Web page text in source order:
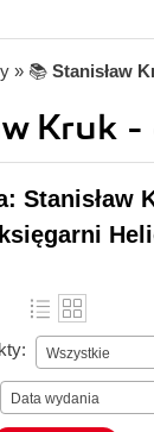
» 📚 Stanisław
Kruk
Stanisław
Wszystkie
Data wydania